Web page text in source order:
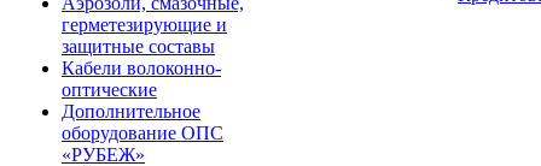
герметезирующие и
защитные составы
Кабели волоконно-
оптические
Дополнительное
оборудование ОПС
«РУБЕЖ»